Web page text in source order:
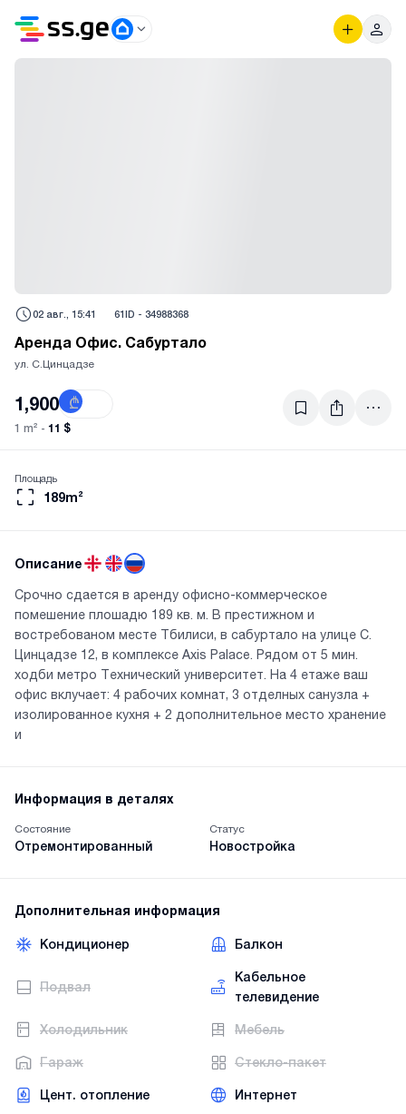
02 авг., 15:41 61ID - 34988368
Аренда Офис. Сабуртало
ул. С.Цинцадзе
1,900 ₾
1 m² - 11 $
189m²
Площадь
Описание
Срочно сдается в аренду офисно-коммерческое
помешение плошадю 189 кв. м. В престижном и
востребованом месте Тбилиси, в сабуртало на улице С.
Цинцадзе 12, в комплексе Axis Palace. Рядом от 5 мин.
ходби метро Технический университет. На 4 етаже ваш
офис вклучает: 4 рабочих комнат, 3 отделных санузла +
изолированное кухня + 2 дополнительное место хранение
и
Информация в деталях
Состояние
Отремонтированный
Статус
Новостройка
Дополнительная информация
Кондиционер Балкон
Подвал
Кабельное
телевидение
Холодильник Мебель
Гараж Стекло-пакет
Цент. отопление Интернет